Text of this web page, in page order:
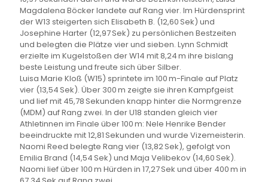
Magdalena Böcker landete auf Rang vier. Im Hürdensprint
der W13 steigerten sich Elisabeth B. (12,60 Sek) und
Josephine Harter (12,97 Sek) zu persönlichen Bestzeiten
und belegten die Plätze vier und sieben. Lynn Schmidt
erzielte im Kugelstoßen der W14 mit 8,24 m ihre bislang
beste Leistung und freute sich über Silber.
Luisa Marie Kloß (W15) sprintete im 100 m-Finale auf Platz
vier (13,54 Sek). Über 300 m zeigte sie ihren Kampfgeist
und lief mit 45,78 Sekunden knapp hinter die Normgrenze
(MDM) auf Rang zwei. In der U18 standen gleich vier
Athletinnen im Finale über 100 m: Nele Henrike Bender
beeindruckte mit 12,81 Sekunden und wurde Vizemeisterin.
Naomi Reed belegte Rang vier (13,82 Sek), gefolgt von
Emilia Brand (14,54 Sek) und Maja Velibekov (14,60 Sek).
Naomi lief über 100 m Hürden in 17,27 Sek und über 400 m in